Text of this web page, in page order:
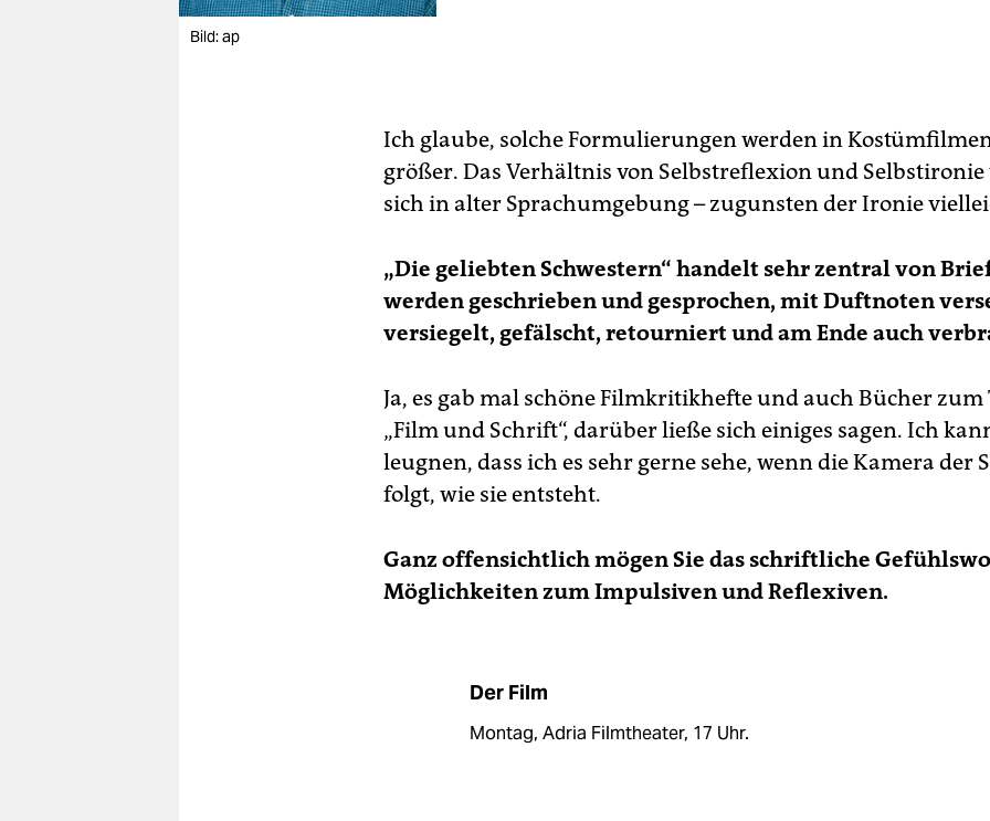
Bild: ap
Ich glaube, solche Formulierungen werden in
größer. Das Verhältnis von Selbstreflexion und
sich in alter Sprachumgebung – zugunsten der Ironie
„Die geliebten Schwestern“ handelt sehr zentral von
werden geschrieben und gesprochen, mit Duftnoten
versiegelt, gefälscht, retourniert und am Ende auch
Ja, es gab mal schöne Filmkritikhefte und auch Bücher zum
„Film und Schrift“, darüber ließe sich einiges sagen. Ich
leugnen, dass ich es sehr gerne sehe, wenn die Kamera der
folgt, wie sie entsteht.
Ganz offensichtlich mögen Sie das schriftliche
Möglichkeiten zum Impulsiven und Reflexiven.
Der Film
Montag, Adria Filmtheater, 17 Uhr.